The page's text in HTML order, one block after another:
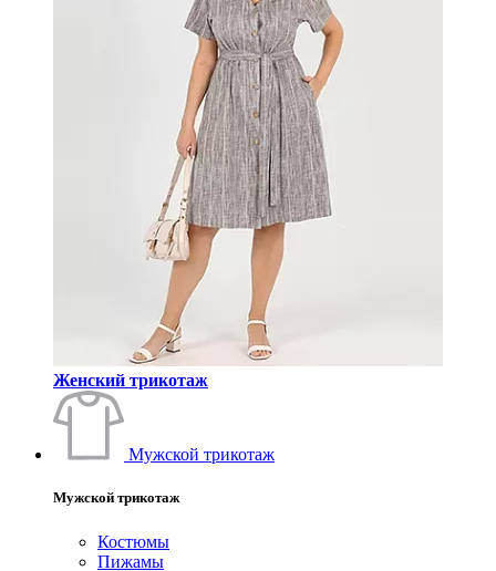
Женский трикотаж
Мужской трикотаж
Мужской трикотаж
Костюмы
Пижамы